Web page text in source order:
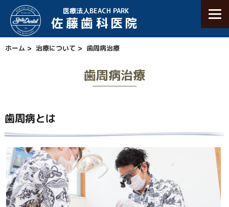
医療法人BEACH PARK
佐藤歯科医院
ホーム > 治療について > 歯周病治療
歯周病治療
歯周病とは